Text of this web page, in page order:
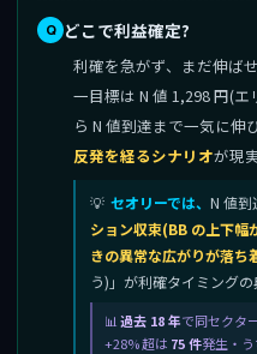
どこで利益確定?
利確を急がず、まだ伸ば
一目標は N 値 1,298 円(
ら N 値到達まで一気に伸
反発を経るシナリオが現
セオリーでは、 N 値到
ション収束(BB の上下幅
きの異常な広がりが落ち
う)」が利確タイミングの
過去 18 年で同セクタ
+28% 超は 75 件発生・う